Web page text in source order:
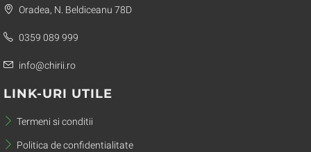
Oradea, N. Beldiceanu 78D
0359 089 999
info@chirii.ro
LINK-URI UTILE
Termeni si conditii
Politica de confidentialitate